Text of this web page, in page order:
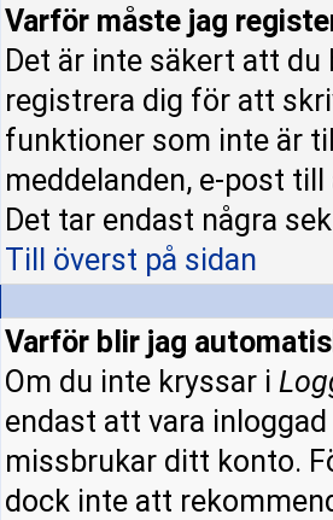
Varför måste jag
Det är inte säkert att
registrera dig för att
funktioner som inte är
meddelanden, e-post
Det tar endast några
Till överst på sidan
Varför blir jag
Om du inte kryssar i
endast att vara
missbrukar ditt konto.
dock inte att